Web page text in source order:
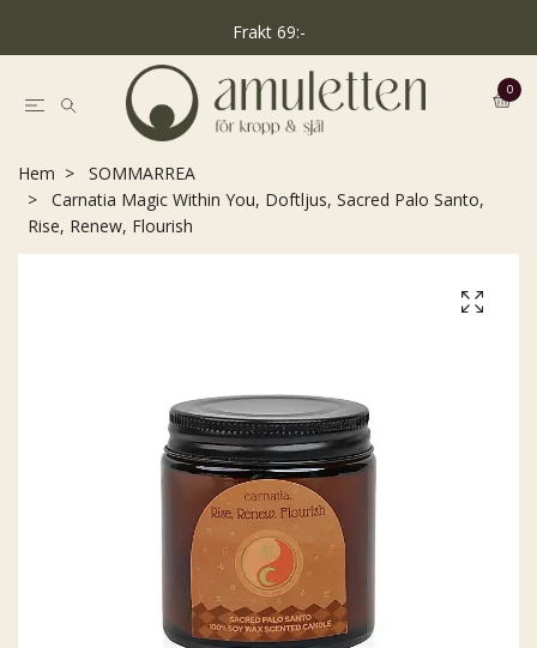
Frakt 69:-
0
Hem
SOMMARREA
Carnatia Magic Within You, Doftljus, Sacred Palo Santo,
Rise, Renew, Flourish